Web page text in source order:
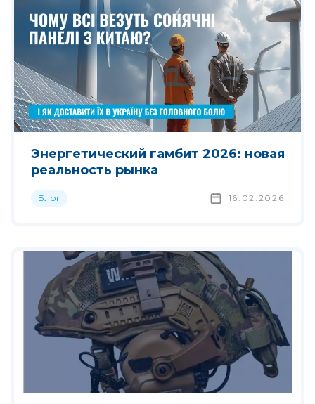
Энергетический гамбит 2026: новая
реальность рынка
Блог 16.02.2026